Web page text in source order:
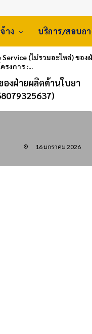
าง บริการ/สอบถ
(ไม่รวมอะไหล่) ขอ
งการ :...
องฝ่ายผลิตด้านใบยา
16 มกราคม 2026